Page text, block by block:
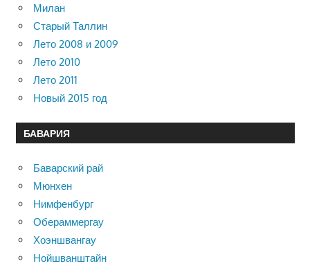
Милан
Старый Таллин
Лето 2008 и 2009
Лето 2010
Лето 2011
Новый 2015 год
БАВАРИЯ
Баварский рай
Мюнхен
Нимфенбург
Обераммергау
Хоэншвангау
Нойшванштайн